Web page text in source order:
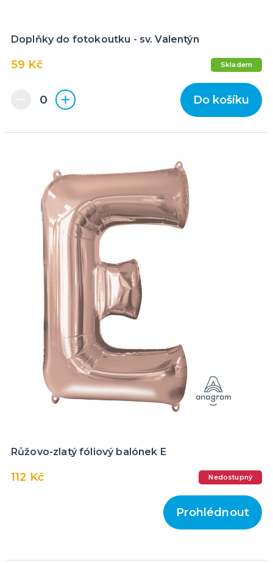
Doplňky do fotokoutku - sv. Valentýn
59 Kč Skladem
Do košíku
Růžovo-zlatý fóliový balónek E
112 Kč Nedostupný
Prohlédnout